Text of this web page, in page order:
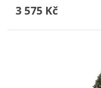
3 575 Kč